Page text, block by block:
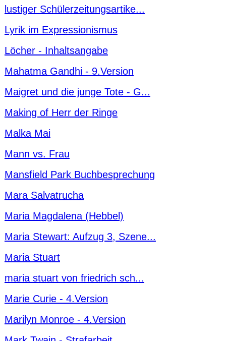
lustiger Schülerzeitungsartike...
Lyrik im Expressionismus
Löcher - Inhaltsangabe
Mahatma Gandhi - 9.Version
Maigret und die junge Tote - G...
Making of Herr der Ringe
Malka Mai
Mann vs. Frau
Mansfield Park Buchbesprechung
Mara Salvatrucha
Maria Magdalena (Hebbel)
Maria Stewart: Aufzug 3, Szene...
Maria Stuart
maria stuart von friedrich sch...
Marie Curie - 4.Version
Marilyn Monroe - 4.Version